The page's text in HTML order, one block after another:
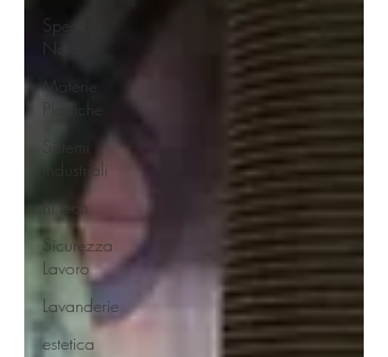
Speciale
Natale
Materie
Plastiche
industriali
hi tech
Sicurezza
Lavoro
Lavanderie
estetica